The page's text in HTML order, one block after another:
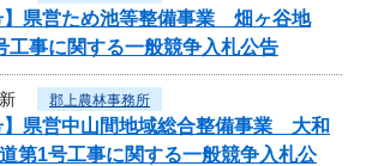
】県営ため池等整備事業 畑ヶ谷地
事に関する一般競争入札公告
郡上農林事務所
】県営中山間地域総合整備事業 大和
第1号工事に関する一般競争入札公